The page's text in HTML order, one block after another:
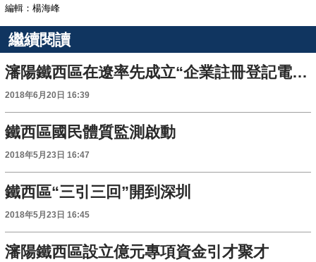
編輯：楊海峰
繼續閱讀
瀋陽鐵西區在遼率先成立“企業註冊登記電子申報自助區”
2018年6月20日 16:39
鐵西區國民體質監測啟動
2018年5月23日 16:47
鐵西區“三引三回”開到深圳
2018年5月23日 16:45
瀋陽鐵西區設立億元專項資金引才聚才